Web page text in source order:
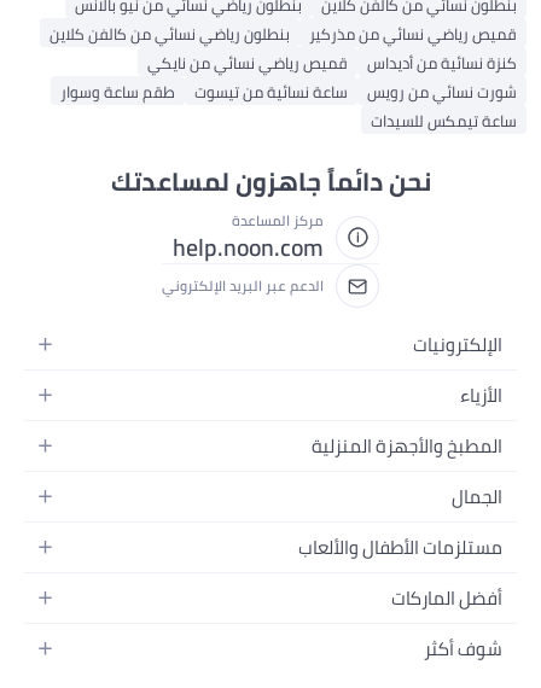
قميص رياضي نسائي من مذركير
بنطلون رياضي نسائي من كالفن كلاين
كنزة نسائية من أديداس
قميص رياضي نسائي من نايكي
شورت نسائي من رويس
ساعة نسائية من تيسوت
طقم ساعة وسوار
ساعة تيمكس للسيدات
نحن دائماً جاهزون لمساعدتك
مركز المساعدة
help.noon.com
الدعم عبر البريد الإلكتروني
الإلكترونيات
الجوالات
اللابتوبات
الأجهزة المنزلية
التلفزيونات
السماعات
ألعاب القيمنق
الأزياء
أزياء نسائية
أزياء البنات
أزياء الأولاد
المجوهرات
حقائب نسائية
المطبخ والأجهزة المنزلية
الحمام
المطبخ والسفرة
أدوات وتحسين المنزل
الأثاث
الجمال
العطور
العناية بالشعر
العناية بالبشرة
مستلزمات الأطفال والألعاب
الحفاضات
الرضاعة والتغذية
أفضل الماركات
سامسونج
شوف أكثر